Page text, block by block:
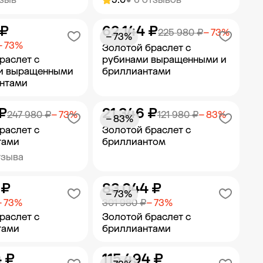
в корзину Добавить в корзину
с
выращенными
73%
в корзину
Золотой браслет с
рубинами выращенными и
бриллиантами
225 980 ₽− 73%
62 144 ₽
− 73%
Добавить в корзину
с
247 980 ₽− 73%
в корзину
Золотой браслет с
бриллиантом
121 980 ₽− 83%
21 346 ₽
− 83%
Добавить в корзину
с
73%
в корзину
Золотой браслет с
бриллиантами
301 980 ₽− 73%
83 044 ₽
− 73%
Добавить в корзину
₽ 115 494 ₽